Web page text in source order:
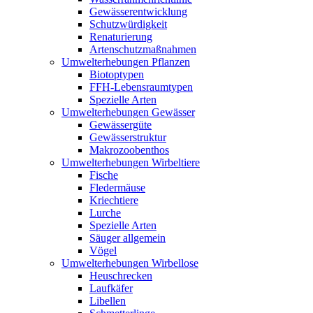
Gewässerentwicklung
Schutzwürdigkeit
Renaturierung
Artenschutzmaßnahmen
Umwelterhebungen Pflanzen
Biotoptypen
FFH-Lebensraumtypen
Spezielle Arten
Umwelterhebungen Gewässer
Gewässergüte
Gewässerstruktur
Makrozoobenthos
Umwelterhebungen Wirbeltiere
Fische
Fledermäuse
Kriechtiere
Lurche
Spezielle Arten
Säuger allgemein
Vögel
Umwelterhebungen Wirbellose
Heuschrecken
Laufkäfer
Libellen